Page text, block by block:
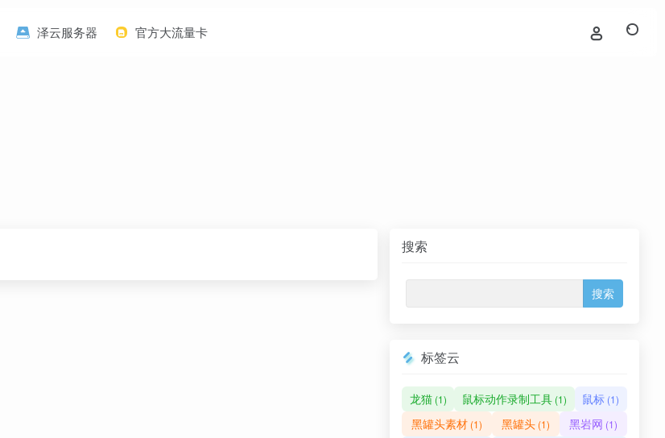
泽云服务器 官方大流量卡
搜索
标签云
龙猫(1) 鼠标动作录制工具(1) 鼠标 (1)
黑罐头素材 (1) 黑罐头 (1) 黑岩网 (1)